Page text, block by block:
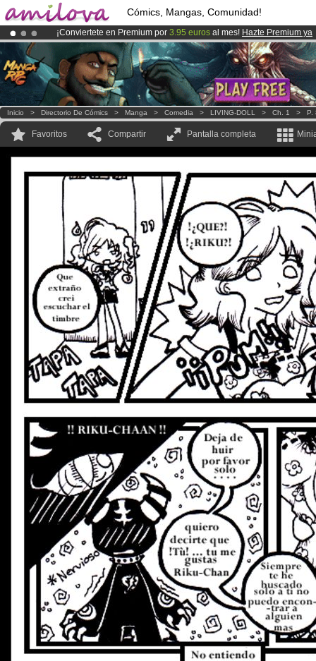
Cómics, Mangas, Comunidad!
¡Conviertete en Premium por 3.95 euros al mes! Hazte Premium ya
¡El Kickstarter Amilova está desormado lanzado!.
¡Ya tenemos 100000miembrosy 1000 Cómics y Mangas!.
Inicio > Directorio De Cómics > Manga > Comedia > LIVING-DOLL > Ch. 1 > P.
Favoritos Compartir Pantalla completa